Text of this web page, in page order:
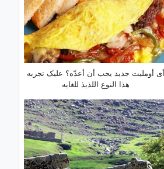
أی أوملیت جدید یجب أن أعدّه؟ علیک تجربه
هذا النوع اللذیذ للغایه